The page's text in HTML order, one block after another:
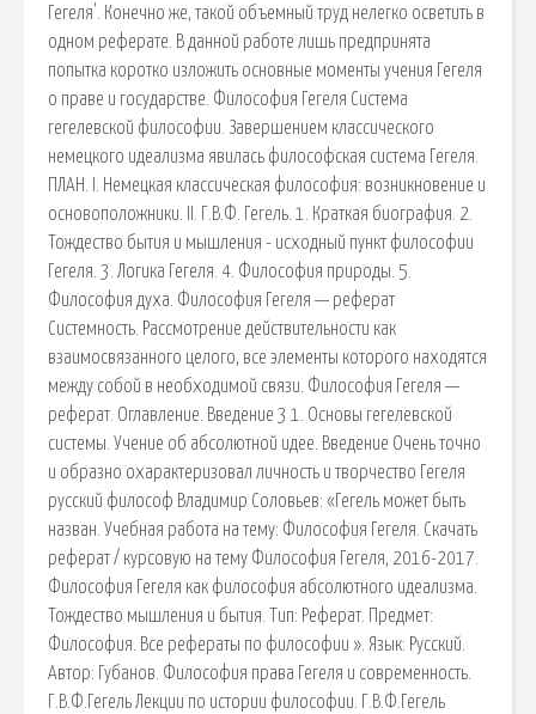
Гегеля'. Конечно же, такой объемный труд нелегко осветить в
одном реферате. В данной работе лишь предпринята
попытка коротко изложить основные моменты учения Гегеля
о праве и государстве. Философия Гегеля Система
гегелевской философии. Завершением классического
немецкого идеализма явилась философская система Гегеля.
ПЛАН. I. Немецкая классическая философия: возникновение и
основоположники. II. Г.В.Ф. Гегель. 1. Краткая биография. 2.
Тождество бытия и мышления - исходный пункт философии
Гегеля. 3. Логика Гегеля. 4. Философия природы. 5.
Философия духа. Философия Гегеля — реферат
Системность. Рассмотрение действительности как
взаимосвязанного целого, все элементы которого находятся
между собой в необходимой связи. Философия Гегеля —
реферат. Оглавление. Введение 3 1. Основы гегелевской
системы. Учение об абсолютной идее. Введение Очень точно
и образно охарактеризовал личность и творчество Гегеля
русский философ Владимир Соловьев: «Гегель может быть
назван. Учебная работа на тему: Философия Гегеля. Скачать
реферат / курсовую на тему Философия Гегеля, 2016-2017.
Философия Гегеля как философия абсолютного идеализма.
Тождество мышления и бытия. Тип: Реферат. Предмет:
Философия. Все рефераты по философии ». Язык: Русский.
Автор: Губанов. Философия права Гегеля и современность.
Г.В.Ф.Гегель Лекции по истории философии. Г.В.Ф.Гегель